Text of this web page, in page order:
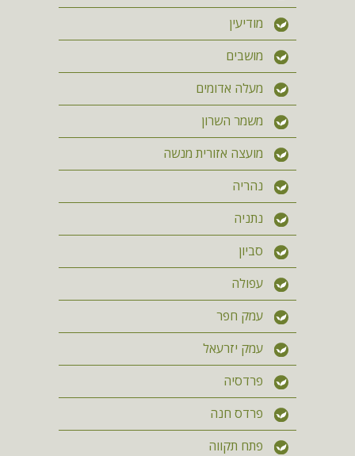
מודיעין
מושבים
מעלה אדומים
משמר השרון
מועצה אזורית מנשה
נהריה
נתניה
סביון
עפולה
עמק חפר
עמק יזרעאל
פרדסיה
פרדס חנה
פתח תקווה